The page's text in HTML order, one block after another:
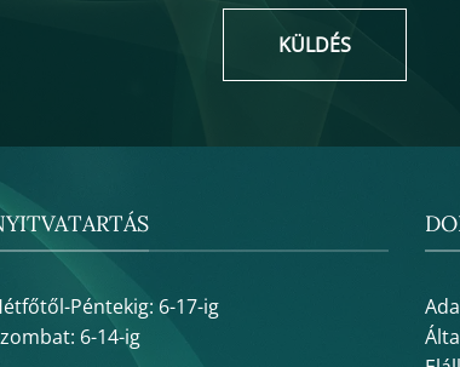
KÜLDÉS
Péntekig: 6-17-ig
6-14-ig